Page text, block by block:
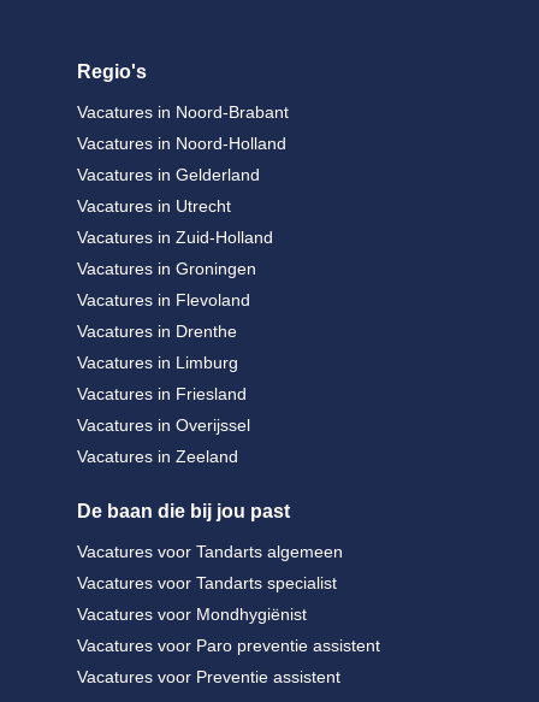
Regio's
Vacatures in Noord-Brabant
Vacatures in Noord-Holland
Vacatures in Gelderland
Vacatures in Utrecht
Vacatures in Zuid-Holland
Vacatures in Groningen
Vacatures in Flevoland
Vacatures in Drenthe
Vacatures in Limburg
Vacatures in Friesland
Vacatures in Overijssel
Vacatures in Zeeland
De baan die bij jou past
Vacatures voor Tandarts algemeen
Vacatures voor Tandarts specialist
Vacatures voor Mondhygiënist
Vacatures voor Paro preventie assistent
Vacatures voor Preventie assistent